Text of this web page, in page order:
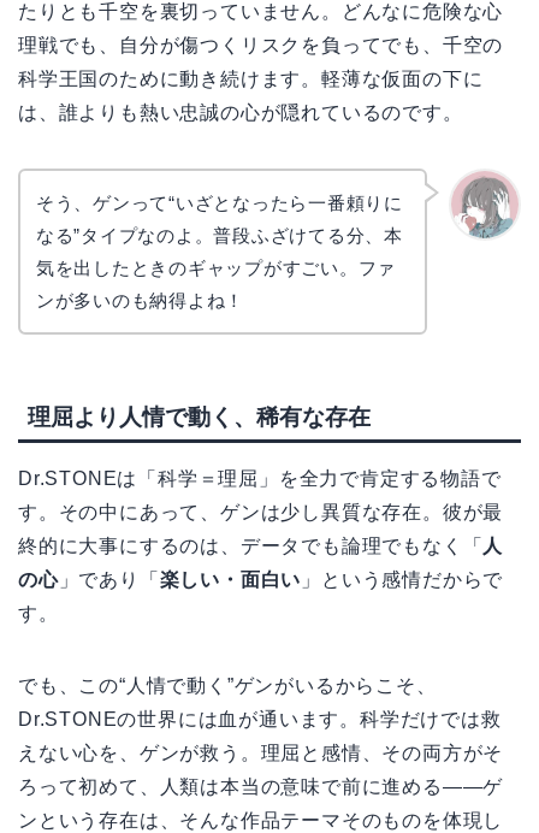
たりとも千空を裏切っていません。どんなに危険な心
理戦でも、自分が傷つくリスクを負ってでも、千空の
科学王国のために動き続けます。軽薄な仮面の下に
は、誰よりも熱い忠誠の心が隠れているのです。
そう、ゲンって“いざとなったら一番頼りに
なる”タイプなのよ。普段ふざけてる分、本
気を出したときのギャップがすごい。ファ
ンが多いのも納得よね！
理屈より人情で動く、稀有な存在
Dr.STONEは「科学＝理屈」を全力で肯定する物語で
す。その中にあって、ゲンは少し異質な存在。彼が最
終的に大事にするのは、データでも論理でもなく「 人
の心」であり「 楽しい・面白い 」という感情だからで
す。
でも、この“人情で動く”ゲンがいるからこそ、
Dr.STONEの世界には血が通います。科学だけでは救
えない心を、ゲンが救う。理屈と感情、その両方がそ
ろって初めて、人類は本当の意味で前に進める——ゲ
ンという存在は、そんな作品テーマそのものを体現し